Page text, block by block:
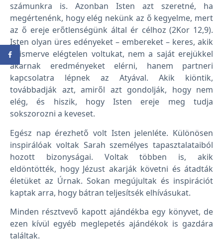
számunkra is. Azonban Isten azt szeretné, ha
megértenénk, hogy elég nekünk az ő kegyelme, mert
az ő ereje erőtlenségünk által ér célhoz (2Kor 12,9).
Isten olyan üres edényeket – embereket – keres, akik
felismerve elégtelen voltukat, nem a saját erejükkel
akarnak eredményeket elérni, hanem partneri
kapcsolatra lépnek az Atyával. Akik kiöntik,
továbbadják azt, amiről azt gondolják, hogy nem
elég, és hiszik, hogy Isten ereje meg tudja
sokszorozni a keveset.
Egész nap érezhető volt Isten jelenléte. Különösen
inspirálóak voltak Sarah személyes tapasztalataiból
hozott bizonyságai. Voltak többen is, akik
eldöntötték, hogy Jézust akarják követni és átadták
életüket az Úrnak. Sokan megújultak és inspirációt
kaptak arra, hogy bátran teljesítsék elhívásukat.
Minden résztvevő kapott ajándékba egy könyvet, de
ezen kívül egyéb meglepetés ajándékok is gazdára
találtak.